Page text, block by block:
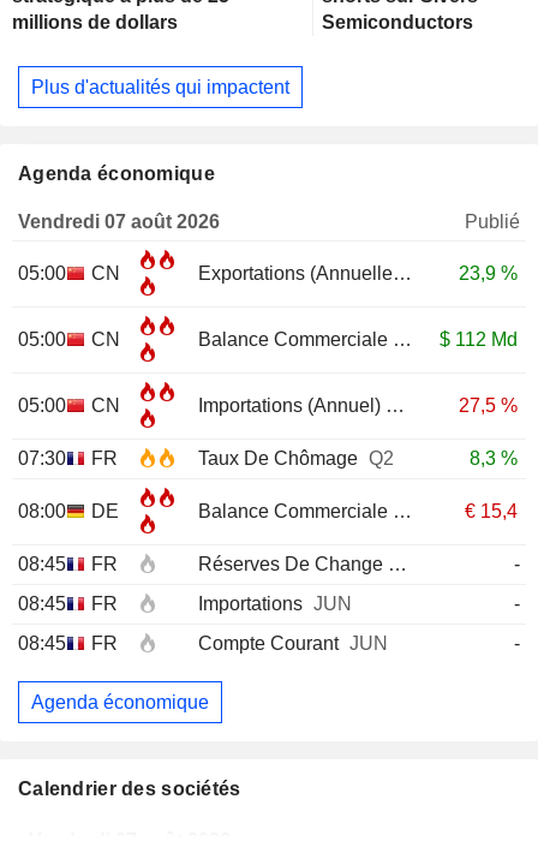
millions de dollars
Semiconductors
Plus d'actualités qui impactent
Agenda économique
Vendredi 07 août 2026 Publié
05:00 CN Exportations (Annuelle) 23,9 %
05:00 CN Balance CommercialeJUL $ 112 Md
05:00 CN Importations (Annuel)JUL 27,5 %
07:30 FR Taux De Chômage Q2 8,3 %
08:00 DE Balance CommercialeJUN € 15,4
08:45 FR Réserves De ChangeJUL
-
08:45
FR Importations JUN
-
08:45
FR Compte Courant JUN -
Agenda économique
Calendrier des sociétés